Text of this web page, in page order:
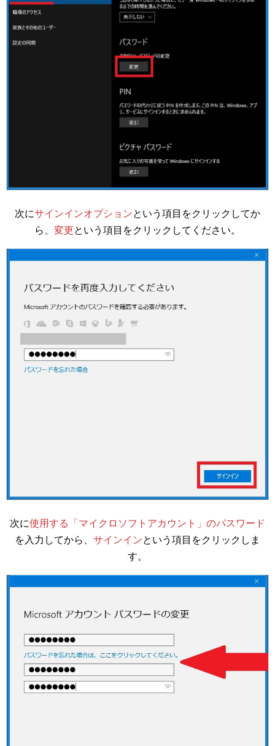
次にサインインオプションという項目をクリックしてか
ら、 変更という項目をクリックしてください。
次に使用する「マイクロソフトアカウント」のパスワード
を入力してから、 サインインという項目をクリックしま
す。